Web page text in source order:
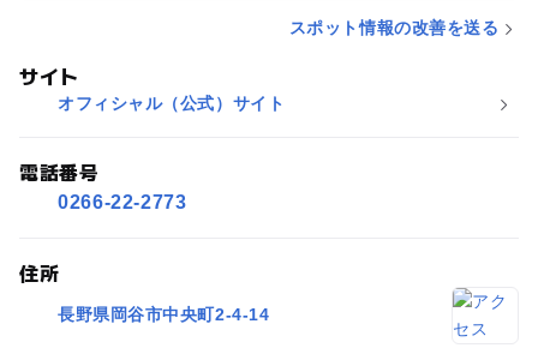
スポット情報の改善を送る
サイト
オフィシャル（公式）サイト
電話番号
0266-22-2773
住所
長野県岡谷市中央町2-4-14